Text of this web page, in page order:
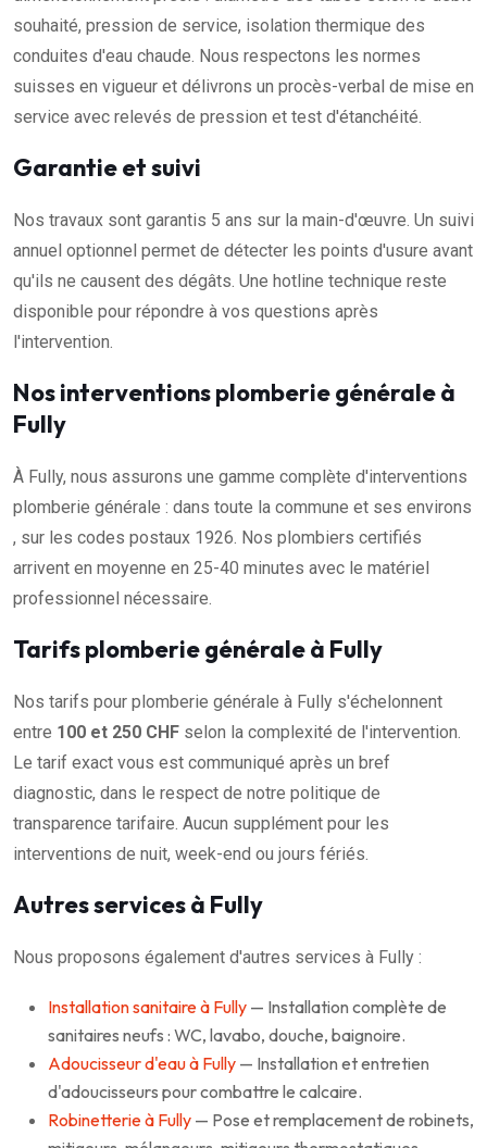
souhaité, pression de service, isolation thermique des
conduites d'eau chaude. Nous respectons les normes
suisses en vigueur et délivrons un procès-verbal de mise en
service avec relevés de pression et test d'étanchéité.
Garantie et suivi
Nos travaux sont garantis 5 ans sur la main-d'œuvre. Un suivi
annuel optionnel permet de détecter les points d'usure avant
qu'ils ne causent des dégâts. Une hotline technique reste
disponible pour répondre à vos questions après
l'intervention.
Nos interventions plomberie générale à
Fully
À Fully, nous assurons une gamme complète d'interventions
plomberie générale : dans toute la commune et ses environs
, sur les codes postaux 1926. Nos plombiers certifiés
arrivent en moyenne en 25-40 minutes avec le matériel
professionnel nécessaire.
Tarifs plomberie générale à Fully
Nos tarifs pour plomberie générale à Fully s'échelonnent
entre 100 et 250 CHF selon la complexité de l'intervention.
Le tarif exact vous est communiqué après un bref
diagnostic, dans le respect de notre politique de
transparence tarifaire. Aucun supplément pour les
interventions de nuit, week-end ou jours fériés.
Autres services à Fully
Nous proposons également d'autres services à Fully :
Installation sanitaire à Fully — Installation complète de
sanitaires neufs : WC, lavabo, douche, baignoire.
Adoucisseur d'eau à Fully — Installation et entretien
d'adoucisseurs pour combattre le calcaire.
Robinetterie à Fully — Pose et remplacement de robinets,